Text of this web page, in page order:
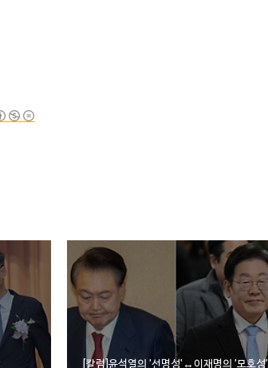
[칼럼]윤석열의 '선명성'↔이재명의 '모호성'